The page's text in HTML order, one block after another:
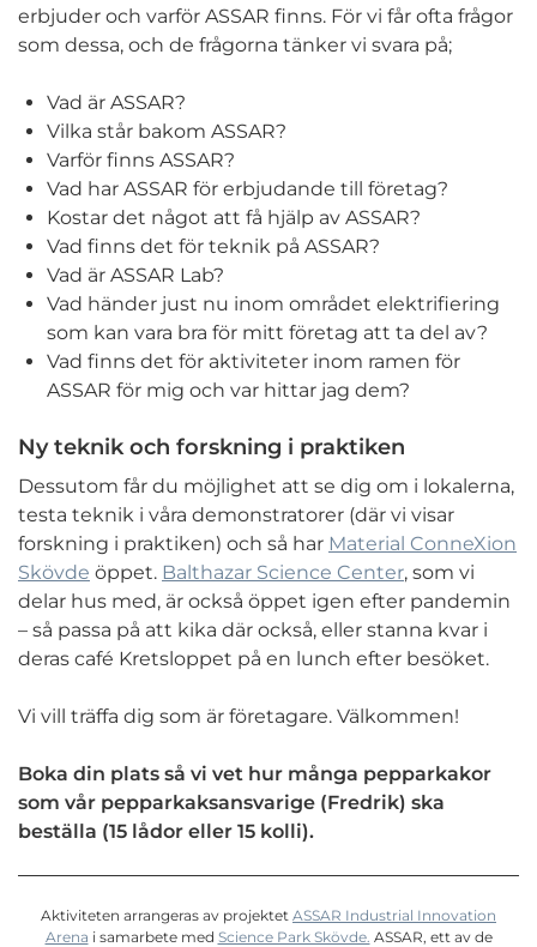
erbjuder och varför ASSAR finns. För vi får ofta frågor
som dessa, och de frågorna tänker vi svara på;
Vad är ASSAR?
Vilka står bakom ASSAR?
Varför finns ASSAR?
Vad har ASSAR för erbjudande till företag?
Kostar det något att få hjälp av ASSAR?
Vad finns det för teknik på ASSAR?
Vad är ASSAR Lab?
Vad händer just nu inom området elektrifiering
som kan vara bra för mitt företag att ta del av?
Vad finns det för aktiviteter inom ramen för
ASSAR för mig och var hittar jag dem?
Ny teknik och forskning i praktiken
Dessutom får du möjlighet att se dig om i lokalerna,
testa teknik i våra demonstratorer (där vi visar
forskning i praktiken) och så har Material ConneXion
Skövde öppet. Balthazar Science Center, som vi
delar hus med, är också öppet igen efter pandemin
– så passa på att kika där också, eller stanna kvar i
deras café Kretsloppet på en lunch efter besöket.
Vi vill träffa dig som är företagare. Välkommen!
Boka din plats så vi vet hur många pepparkakor
som vår pepparkaksansvarige (Fredrik) ska
beställa (15 lådor eller 15 kolli).
Aktiviteten arrangeras av projektet ASSAR Industrial Innovation
Arena i samarbete med Science Park Skövde. ASSAR, ett av de